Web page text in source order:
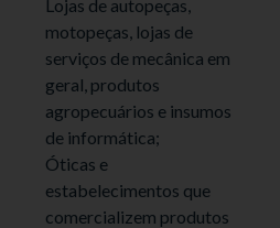
Lojas de autopeças,
motopeças, lojas de
serviços de mecânica em
geral, produtos
agropecuários e insumos
de informática;
Óticas e
estabelecimentos que
comercializem produtos